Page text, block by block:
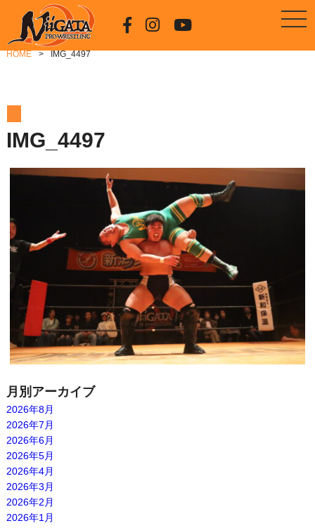
HOME IMG_4497
IMG_4497
月別アーカイブ
2026年8月
2026年7月
2026年6月
2026年5月
2026年4月
2026年3月
2026年2月
2026年1月